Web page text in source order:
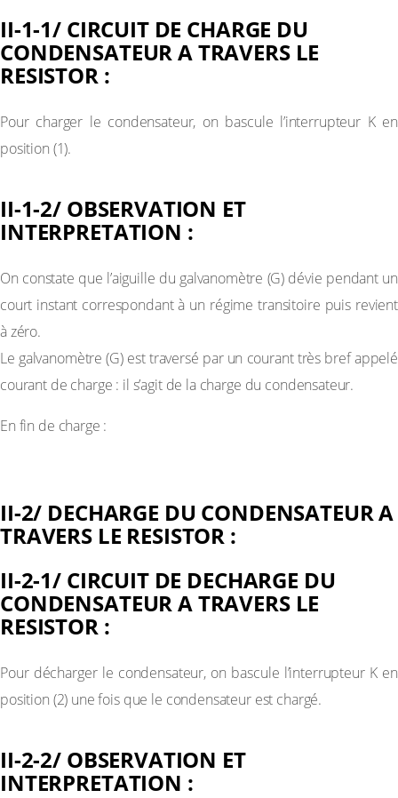
II-1-1/ CIRCUIT DE CHARGE DU
CONDENSATEUR A TRAVERS LE
RESISTOR :
Pour charger le condensateur, on bascule l’interrupteur K en
position (1).
II-1-2/ OBSERVATION ET
INTERPRETATION :
On constate que l’aiguille du galvanomètre (G) dévie pendant un
court instant correspondant à un régime transitoire puis revient
à zéro.
Le galvanomètre (G) est traversé par un courant très bref appelé
courant de charge : il s’agit de la charge du condensateur.
En fin de charge :
II-2/ DECHARGE DU CONDENSATEUR A
TRAVERS LE RESISTOR :
II-2-1/ CIRCUIT DE DECHARGE DU
CONDENSATEUR A TRAVERS LE
RESISTOR :
Pour décharger le condensateur, on bascule l’interrupteur K en
position (2) une fois que le condensateur est chargé.
II-2-2/ OBSERVATION ET
INTERPRETATION :